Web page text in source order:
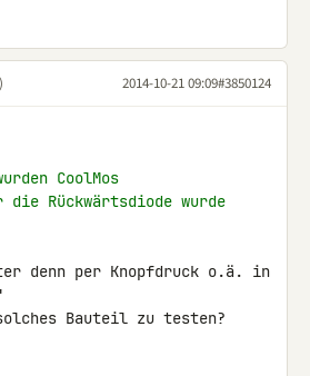
2014-10-21 09:09#3850124
CoolMos
die Rückwärtsdiode wurde
denn per Knopfdruck o.ä. in
Bauteil zu testen?